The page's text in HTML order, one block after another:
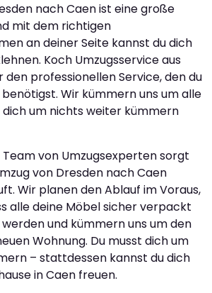
nach Caen ist eine große
mit dem richtigen
an deiner Seite kannst du dich
Koch Umzugsservice aus
professionellen Service, den du
Wir kümmern uns um alle
dich um nichts weiter kümmern
von Umzugsexperten sorgt
von Dresden nach Caen
Wir planen den Ablauf im Voraus,
alle deine Möbel sicher verpackt
und kümmern uns um den
Wohnung. Du musst dich um
– stattdessen kannst du dich
in Caen freuen.